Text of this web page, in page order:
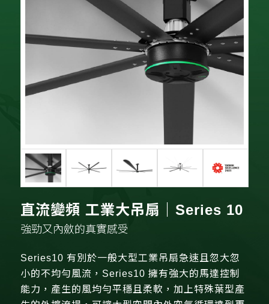
直流變頻 工業大吊扇｜Series 10
強勁又內斂的真實感受
Series10 有別於一般大型工業吊扇急速且忽大忽
小的不均勻風流，Series10 擁有強大的馬達控制
能力，產生的風均勻平穩且柔軟，加上特殊葉型產